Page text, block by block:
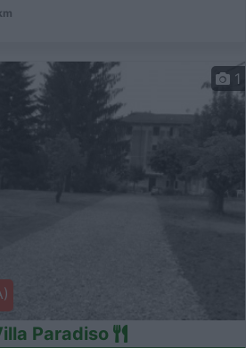
1
Paradiso